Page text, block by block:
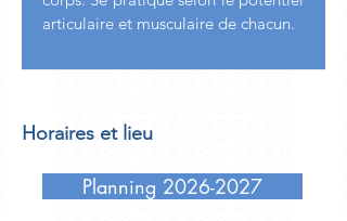
articulaire et musculaire de chacun.
Horaires et lieu
Planning 2026-2027